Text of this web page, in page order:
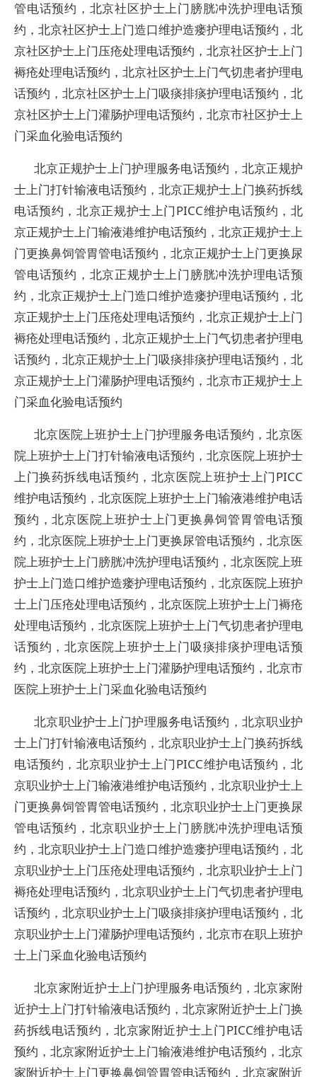
管电话预约，北京社区护士上门膀胱冲洗护理电话预
约，北京社区护士上门造口维护造瘘护理电话预约，北
京社区护士上门压疮处理电话预约，北京社区护士上门
褥疮处理电话预约，北京社区护士上门气切患者护理电
话预约，北京社区护士上门吸痰排痰护理电话预约，北
京社区护士上门灌肠护理电话预约，北京市社区护士上
门采血化验电话预约
北京正规护士上门护理服务电话预约，北京正规护
士上门打针输液电话预约，北京正规护士上门换药拆线
电话预约，北京正规护士上门PICC维护电话预约，北
京正规护士上门输液港维护电话预约，北京正规护士上
门更换鼻饲管胃管电话预约，北京正规护士上门更换尿
管电话预约，北京正规护士上门膀胱冲洗护理电话预
约，北京正规护士上门造口维护造瘘护理电话预约，北
京正规护士上门压疮处理电话预约，北京正规护士上门
褥疮处理电话预约，北京正规护士上门气切患者护理电
话预约，北京正规护士上门吸痰排痰护理电话预约，北
京正规护士上门灌肠护理电话预约，北京市正规护士上
门采血化验电话预约
北京医院上班护士上门护理服务电话预约，北京医
院上班护士上门打针输液电话预约，北京医院上班护士
上门换药拆线电话预约，北京医院上班护士上门PICC
维护电话预约，北京医院上班护士上门输液港维护电话
预约，北京医院上班护士上门更换鼻饲管胃管电话预
约，北京医院上班护士上门更换尿管电话预约，北京医
院上班护士上门膀胱冲洗护理电话预约，北京医院上班
护士上门造口维护造瘘护理电话预约，北京医院上班护
士上门压疮处理电话预约，北京医院上班护士上门褥疮
处理电话预约，北京医院上班护士上门气切患者护理电
话预约，北京医院上班护士上门吸痰排痰护理电话预
约，北京医院上班护士上门灌肠护理电话预约，北京市
医院上班护士上门采血化验电话预约
北京职业护士上门护理服务电话预约，北京职业护
士上门打针输液电话预约，北京职业护士上门换药拆线
电话预约，北京职业护士上门PICC维护电话预约，北
京职业护士上门输液港维护电话预约，北京职业护士上
门更换鼻饲管胃管电话预约，北京职业护士上门更换尿
管电话预约，北京职业护士上门膀胱冲洗护理电话预
约，北京职业护士上门造口维护造瘘护理电话预约，北
京职业护士上门压疮处理电话预约，北京职业护士上门
褥疮处理电话预约，北京职业护士上门气切患者护理电
话预约，北京职业护士上门吸痰排痰护理电话预约，北
京职业护士上门灌肠护理电话预约，北京市在职上班护
士上门采血化验电话预约
北京家附近护士上门护理服务电话预约，北京家附
近护士上门打针输液电话预约，北京家附近护士上门换
药拆线电话预约，北京家附近护士上门PICC维护电话
预约，北京家附近护士上门输液港维护电话预约，北京
家附近护士上门更换鼻饲管胃管电话预约，北京家附近